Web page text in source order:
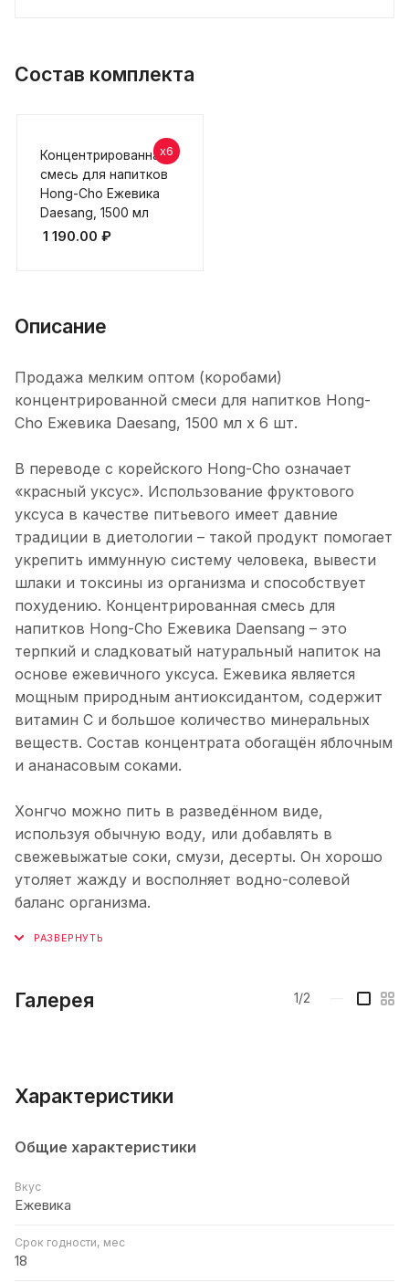
Состав комплекта
x6
Концентрированная
смесь для напитков
Hong-Cho Ежевика
Daesang, 1500 мл
1 190.00 ₽
Описание
Продажа мелким оптом (коробами)
концентрированной смеси для напитков Hong-
Cho Ежевика Daesang, 1500 мл х 6 шт.
В переводе с корейского Hong-Cho означает
«красный уксус». Использование фруктового
уксуса в качестве питьевого имеет давние
традиции в диетологии – такой продукт помогает
укрепить иммунную систему человека, вывести
шлаки и токсины из организма и способствует
похудению. Концентрированная смесь для
напитков Hong-Cho Ежевика Daensang – это
терпкий и сладковатый натуральный напиток на
основе ежевичного уксуса. Ежевика является
мощным природным антиоксидантом, содержит
витамин С и большое количество минеральных
веществ. Состав концентрата обогащён яблочным
и ананасовым соками.
Хонгчо можно пить в разведённом виде,
используя обычную воду, или добавлять в
свежевыжатые соки, смузи, десерты. Он хорошо
утоляет жажду и восполняет водно-солевой
баланс организма.
Галерея 1/2
Характеристики
Общие характеристики
Вкус
Ежевика
Срок годности, мес
18